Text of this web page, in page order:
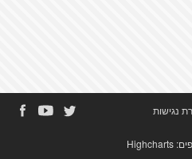
נגישות
Highcharts